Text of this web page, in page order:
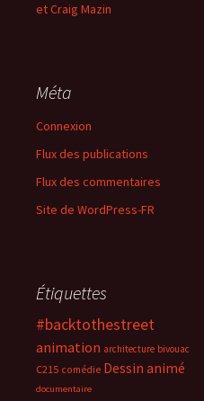
et Craig Mazin
Méta
Connexion
Flux des publications
Flux des commentaires
Site de WordPress-FR
Étiquettes
#backtothestreet
animation architecture bivouac
C215 comédie Dessin animé
documentaire